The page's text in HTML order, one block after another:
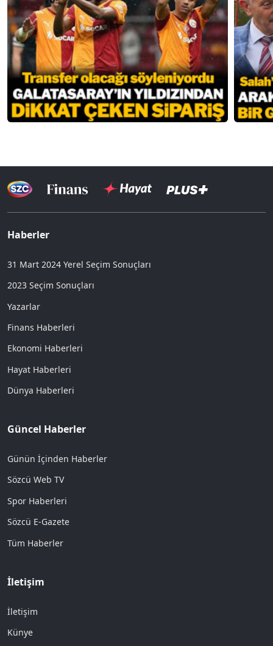
Haberler
31 Mart 2024 Yerel Seçim Sonuçları
2023 Seçim Sonuçları
Yazarlar
Finans Haberleri
Ekonomi Haberleri
Hayat Haberleri
Dünya Haberleri
Güncel Haberler
Günün İçinden Haberler
Sözcü Web TV
Spor Haberleri
Sözcü E-Gazete
Tüm Haberler
İletişim
İletişim
Künye